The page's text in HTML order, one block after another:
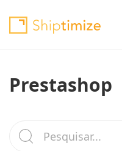
Prestashop